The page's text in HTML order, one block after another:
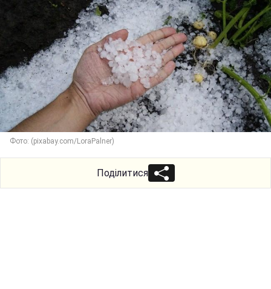
Фото: (pixabay.com/LoraPalner)
Поділитися